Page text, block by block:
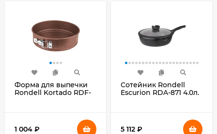
Форма для выпечки
Rondell Kortado RDF-
1 004 ₽
Сотейник Rondell
Escurion RDA-871 4.0л.
5 112 ₽